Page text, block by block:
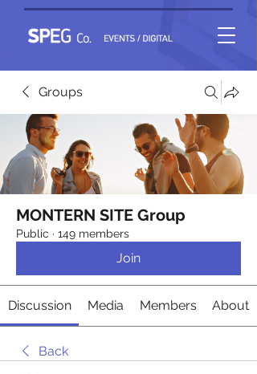
Groups
MONTERN SITE Group
Public · 149 members
Join
Discussion Media Members About
Back